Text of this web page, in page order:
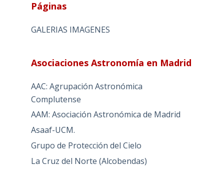
Páginas
GALERIAS IMAGENES
Asociaciones Astronomía en Madrid
AAC: Agrupación Astronómica
Complutense
AAM: Asociación Astronómica de Madrid
Asaaf-UCM.
Grupo de Protección del Cielo
La Cruz del Norte (Alcobendas)